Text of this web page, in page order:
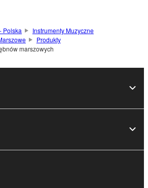
Polska
Instrumenty Muzyczne
Produkty
marszowych